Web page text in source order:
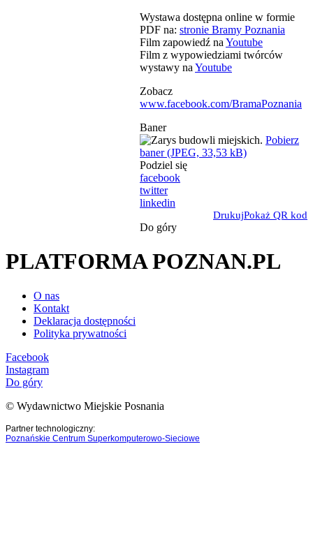
Wystawa dostępna online w formie
PDF na: stronie Bramy Poznania
Film zapowiedź na Youtube
Film z wypowiedziami twórców
wystawy na Youtube
Zobacz
www.facebook.com/BramaPoznania
Baner
Pobierz
baner (JPEG, 33,53 kB)
Podziel się
facebook
twitter
linkedin
DrukujPokaż QR kod
Do góry
PLATFORMA POZNAN.PL
O nas
Kontakt
Deklaracja dostępności
Polityka prywatności
Facebook
Instagram
Do góry
© Wydawnictwo Miejskie Posnania
Partner technologiczny:
Poznańskie Centrum Superkomputerowo-Sieciowe